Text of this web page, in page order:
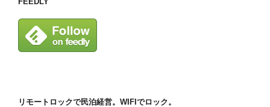
リモートロックで民泊経営。WIFIでロック。